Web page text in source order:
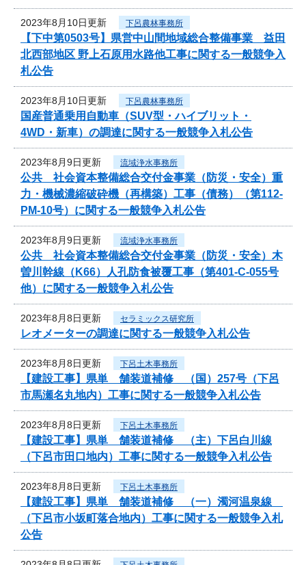
2023年8月10日更新 下呂農林事務所
【下中第0503号】県営中山間地域総合整備事業 益田
北西部地区 野上石原用水路他工事に関する一般競争入
札公告
2023年8月10日更新 下呂農林事務所
国産普通乗用自動車（SUV型・ハイブリット・
4WD・新車）の調達に関する一般競争入札公告
2023年8月9日更新 流域浄水事務所
公共 社会資本整備総合交付金事業（防災・安全）重
力・機械濃縮破砕機（再構築）工事（債務）（第112-
PM-10号）に関する一般競争入札公告
2023年8月9日更新 流域浄水事務所
公共 社会資本整備総合交付金事業（防災・安全）木
曽川幹線（K66）人孔防食被覆工事（第401-C-055号
他）に関する一般競争入札公告
2023年8月8日更新 セラミックス研究所
レオメーターの調達に関する一般競争入札公告
2023年8月8日更新 下呂土木事務所
【建設工事】県単 舗装道補修 （国）257号（下呂
市馬瀬名丸地内）工事に関する一般競争入札公告
2023年8月8日更新 下呂土木事務所
【建設工事】県単 舗装道補修 （主）下呂白川線
（下呂市田口地内）工事に関する一般競争入札公告
2023年8月8日更新 下呂土木事務所
【建設工事】県単 舗装道補修 （一）濁河温泉線
（下呂市小坂町落合地内）工事に関する一般競争入札
公告